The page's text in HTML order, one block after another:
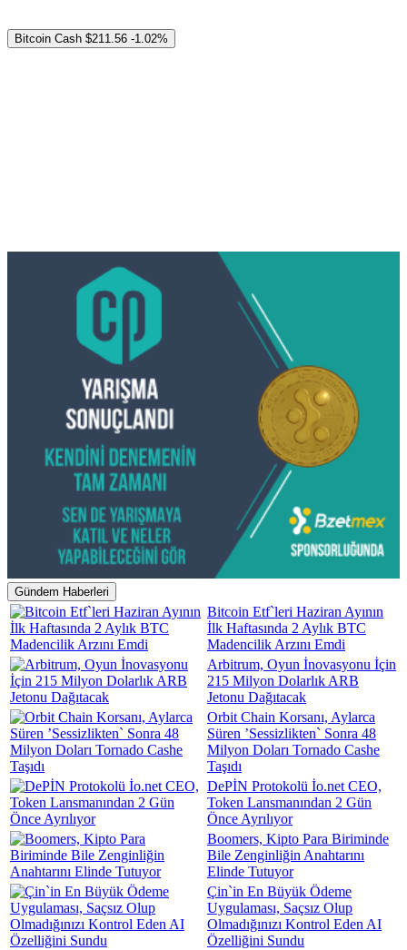
Bitcoin Cash $211.56 -1.02%
Gündem Haberleri
Bitcoin Etf`leri Haziran Ayının
İlk Haftasında 2 Aylık BTC
Madencilik Arzını Emdi
Arbitrum, Oyun İnovasyonu İçin
215 Milyon Dolarlık ARB
Jetonu Dağıtacak
Orbit Chain Korsanı, Aylarca
Süren ’Sessizlikten` Sonra 48
Milyon Doları Tornado Cashe
Taşıdı
DePİN Protokolü İo.net CEO,
Token Lansmanından 2 Gün
Önce Ayrılıyor
Boomers, Kipto Para Biriminde
Bile Zenginliğin Anahtarını
Elinde Tutuyor
Çin`in En Büyük Ödeme
Uygulaması, Saçsız Olup
Olmadığınızı Kontrol Eden AI
Özelliğini Sundu